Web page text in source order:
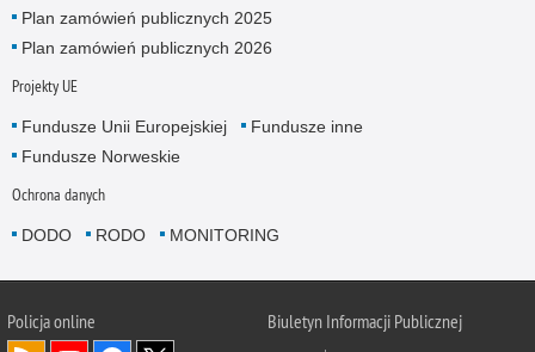
Plan zamówień publicznych 2025
Plan zamówień publicznych 2026
Projekty UE
Fundusze Unii Europejskiej
Fundusze inne
Fundusze Norweskie
Ochrona danych
DODO RODO MONITORING
Policjaonline
Biuletyn Informacji Publicznej